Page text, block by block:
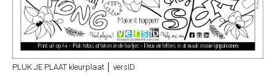
PLUK JE PLAAT kleurplaat │ versID